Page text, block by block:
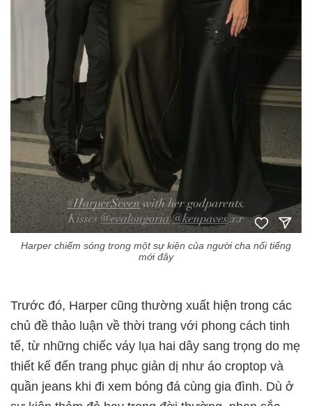
Harper chiếm sóng trong một sự kiện của người cha nổi tiếng
mới đây
Trước đó, Harper cũng thường xuất hiện trong các
chủ đề thảo luận về thời trang với phong cách tinh
tế, từ những chiếc váy lụa hai dây sang trọng do mẹ
thiết kế đến trang phục giản dị như áo croptop và
quần jeans khi đi xem bóng đá cùng gia đình. Dù ở